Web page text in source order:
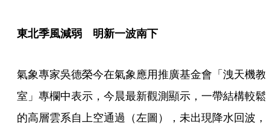
東北季風減弱　明新一波南下
氣象專家吳德榮今在氣象應用推廣基金會「洩天機教
室」專欄中表示，今晨最新觀測顯示，一帶結構較鬆
的高層雲系自上空通過（左圖），未出現降水回波，